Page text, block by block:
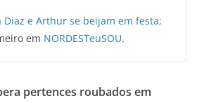
Diaz e Arthur se beijam em festa;
em NORDESTeuSOU.
pertences roubados em